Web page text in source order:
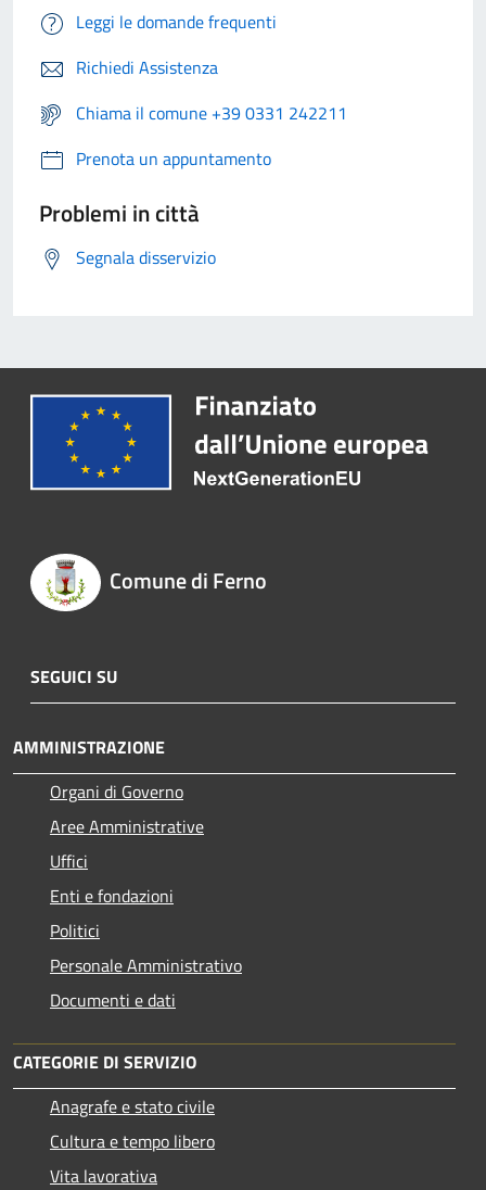
Leggi le domande frequenti
Richiedi Assistenza
Chiama il comune +39 0331 242211
Prenota un appuntamento
Problemi in città
Segnala disservizio
Comune di Ferno
SEGUICI SU
AMMINISTRAZIONE
Organi di Governo
Aree Amministrative
Uffici
Enti e fondazioni
Politici
Personale Amministrativo
Documenti e dati
CATEGORIE DI SERVIZIO
Anagrafe e stato civile
Cultura e tempo libero
Vita lavorativa